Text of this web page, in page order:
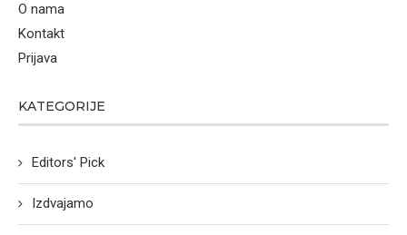
O nama
Kontakt
Prijava
KATEGORIJE
Editors' Pick
Izdvajamo